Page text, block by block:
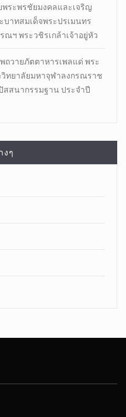
ระพรชัยมงคลและเจริญ
าทสมเด็จพระปรเมนทร
ฯ พระวชิรเกล้าเจ้าอยู่หัว
ถวายภัตตาหารเพลแด่ พระ
ทยาลัยมหาจุฬาลงกรณราช
สสนากรรมฐาน ประจำปี
งๆ